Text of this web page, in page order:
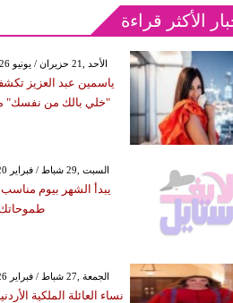
الأكثر قراءة
GMT 18:00 2026 الأحد ,21 حزيران / يونيو
ياسمين عبد العزيز
"خلي بالك من نفسك"
GMT 16:23 2020 السبت ,29 شباط / فبراير
يبدأ الشهر بيوم
طموحاتك
GMT 09:48 2026 الجمعة ,27 شباط / فبراير
نساء العائلة الملكية